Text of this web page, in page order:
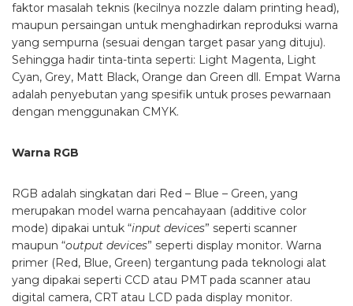
faktor masalah teknis (kecilnya nozzle dalam printing head),
maupun persaingan untuk menghadirkan reproduksi warna
yang sempurna (sesuai dengan target pasar yang dituju).
Sehingga hadir tinta-tinta seperti: Light Magenta, Light
Cyan, Grey, Matt Black, Orange dan Green dll. Empat Warna
adalah penyebutan yang spesifik untuk proses pewarnaan
dengan menggunakan CMYK.
Warna RGB
RGB adalah singkatan dari Red – Blue – Green, yang
merupakan model warna pencahayaan (additive color
mode) dipakai untuk “input devices” seperti scanner
maupun “output devices” seperti display monitor. Warna
primer (Red, Blue, Green) tergantung pada teknologi alat
yang dipakai seperti CCD atau PMT pada scanner atau
digital camera, CRT atau LCD pada display monitor.